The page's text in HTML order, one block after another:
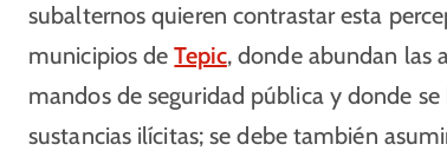
subalternos quieren contrastar esta
municipios deTepic, donde abundan las
mandos de seguridad pública y donde
sustancias ilícitas; se debe también